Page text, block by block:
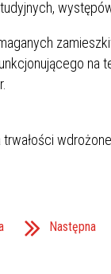
na
Następna